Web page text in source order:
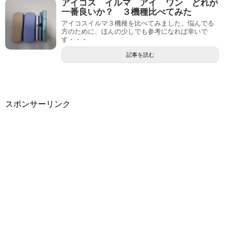
アイコス イルマ アイ ワン どれが
一番良いか？ ３機種比べてみた
アイコスイルマ３機種を比べてみました。悩んでる
方のために、ほんの少しでも参考になれば幸いで
す・・・
記事を読む
スポンサーリンク